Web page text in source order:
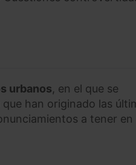
urbanos, en el que se
que han originado las
a tener en